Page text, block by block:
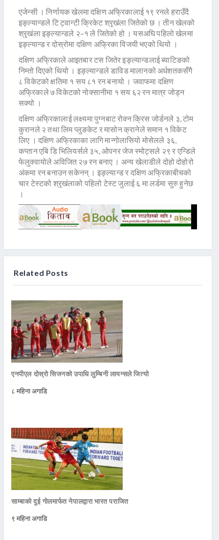
एजेन्सी । निर्णायक खेलमा दक्षिण अफ्रिकालाई १९ रनले हराउँदै
इङ्ल्यान्डले टि ट्वान्टी क्रिकेट श्रृखंला जितेको छ । तीन खेलको
श्रृखंला इङ्ल्यान्डले २–१ ले जितेको हो । यसअघि पहिलो खेलमा
इङ्ल्यान्ड र दोस्रोमा दक्षिण अफ्रिका विजयी भएको थियो ।
दक्षिण अफ्रिकाले आइतबार टस जितेर इङ्ल्यान्डलाई ब्याटिङको
निम्तो दिएको थियो । इङ्ल्यान्डले डाविड मालानको अर्धशतकसँगै
८ विकेटको क्षतिमा १ सय ८१ रन बनायो । जवाफमा दक्षिण
अफ्रिकाले ७ विकेटको नोक्सानीमा १ सय ६२ रन मात्र जोड्न
सक्यो ।
दक्षिण अफ्रिकालाई लक्ष्यमा पुग्नबाट रोक्न क्रिस जोर्डनले ३, टोम
कुरानले २ तथा लिम प्लुङकेट र मासोन क्रानेले समान १ विकेट
लिए । दक्षिण अफ्रिकाका लागि मान्गोलासियो मोसेलले ३६,
कप्तान एबि डि भिलियर्सले ३५, ओपनर जेज स्मोट्सले २९ र एन्डिले
फेलुक्वायोले अविजित २७ रन बनाए । अन्य खेलाडीले दोहो दोहोरो
अंकमा रन बनाउन सकेनन् । इङ्ल्यान्ड र दक्षिण अफ्रिकाबीचको
चार टेस्टको श्रृखंलाको पहिलो टेस्ट जुलाई ६ मा लर्डमा सुरु हुनेछ
।
Related Posts
एनपीएल दोस्रो सिजनको उपाधि लुम्बिनी लायन्सले जित्यो
८ महिना अगाडि
साम्बाको दुई गोलमार्फत नेपालद्वारा भारत पराजित
९ महिना अगाडि